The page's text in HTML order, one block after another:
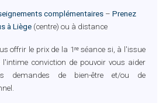
complémentaires – Prenez
à Liège(centre) ou à distance
offrir le prix de la 1ʳᵉ séance si, à l'issue
l'intime conviction de pouvoir vous aider
demandes de bien-être et/ou de